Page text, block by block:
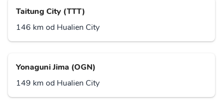
Taitung City (TTT)
146 km od Hualien City
Yonaguni Jima (OGN)
149 km od Hualien City